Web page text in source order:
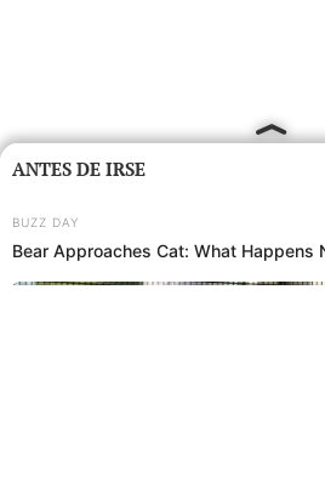
ANTES DE IRSE